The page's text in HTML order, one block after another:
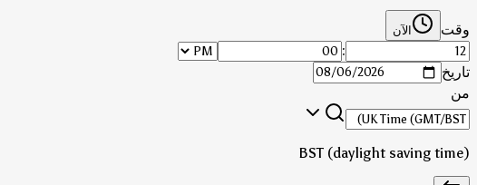
وقت الآن
:
تاريخ
من
BST (daylight saving time)